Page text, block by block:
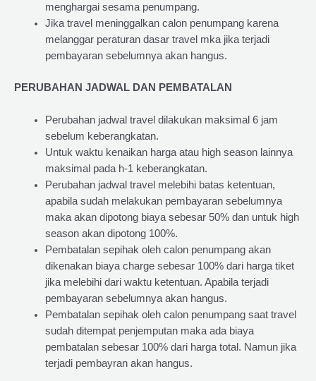
menghargai sesama penumpang.
Jika travel meninggalkan calon penumpang karena
melanggar peraturan dasar travel mka jika terjadi
pembayaran sebelumnya akan hangus.
PERUBAHAN JADWAL DAN PEMBATALAN
Perubahan jadwal travel dilakukan maksimal 6 jam
sebelum keberangkatan.
Untuk waktu kenaikan harga atau high season lainnya
maksimal pada h-1 keberangkatan.
Perubahan jadwal travel melebihi batas ketentuan,
apabila sudah melakukan pembayaran sebelumnya
maka akan dipotong biaya sebesar 50% dan untuk high
season akan dipotong 100%.
Pembatalan sepihak oleh calon penumpang akan
dikenakan biaya charge sebesar 100% dari harga tiket
jika melebihi dari waktu ketentuan. Apabila terjadi
pembayaran sebelumnya akan hangus.
Pembatalan sepihak oleh calon penumpang saat travel
sudah ditempat penjemputan maka ada biaya
pembatalan sebesar 100% dari harga total. Namun jika
terjadi pembayran akan hangus.